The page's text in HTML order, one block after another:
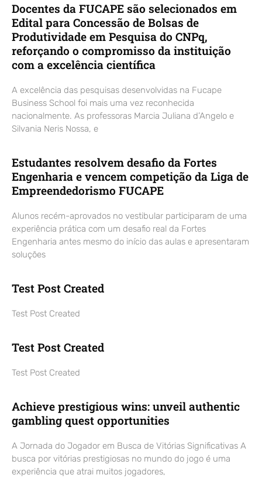
Docentes da FUCAPE são selecionados em
Edital para Concessão de Bolsas de
Produtividade em Pesquisa do CNPq,
reforçando o compromisso da instituição
com a excelência científica
A excelência das pesquisas desenvolvidas na Fucape
Business School foi mais uma vez reconhecida
nacionalmente. As professoras Marcia Juliana d’Angelo e
Silvania Neris Nossa, e
Estudantes resolvem desafio da Fortes
Engenharia e vencem competição da Liga de
Empreendedorismo FUCAPE
Alunos recém-aprovados no vestibular participaram de uma
experiência prática com um desafio real da Fortes
Engenharia antes mesmo do início das aulas e apresentaram
soluções
Test Post Created
Test Post Created
Test Post Created
Test Post Created
Achieve prestigious wins: unveil authentic
gambling quest opportunities
A Jornada do Jogador em Busca de Vitórias Significativas A
busca por vitórias prestigiosas no mundo do jogo é uma
experiência que atrai muitos jogadores,